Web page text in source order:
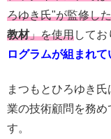
ろゆき氏"が監修し
教材」を使用してお
ログラムが組まれて
まつもとひろゆき氏
業の技術顧問を務
す。